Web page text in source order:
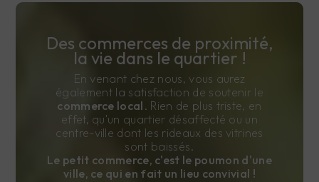
Des commerces de proximité,
la vie dans le quartier !
En venant chez nous, vous aurez
également la satisfaction de soutenir le
commerce local . Rien de plus triste, en
effet, qu'un quartier désaffecté ou un
centre-ville dont les rideaux des vitrines
sont baissés.
Le petit commerce, c'est le poumon d'une
ville, ce qui en fait un lieu convivial !